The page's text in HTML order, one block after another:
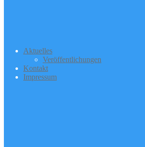
Aktuelles
Veröffentlichungen
Kontakt
Impressum